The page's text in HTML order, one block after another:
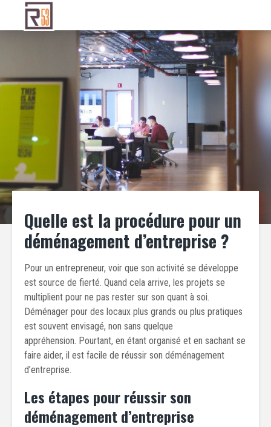
Quelle est la procédure pour un
déménagement d’entreprise ?
Pour un entrepreneur, voir que son activité se développe
est source de fierté. Quand cela arrive, les projets se
multiplient pour ne pas rester sur son quant à soi.
Déménager pour des locaux plus grands ou plus pratiques
est souvent envisagé, non sans quelque
appréhension. Pourtant, en étant organisé et en sachant se
faire aider, il est facile de réussir son déménagement
d’entreprise.
Les étapes pour réussir son
déménagement d’entreprise